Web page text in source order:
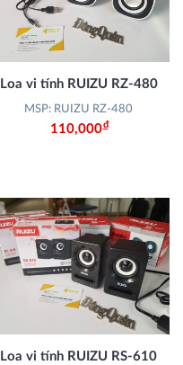
Loa vi tính RUIZU RZ-480
MSP: RUIZU RZ-480
110,000Đ
Loa vi tính RUIZU RS-610